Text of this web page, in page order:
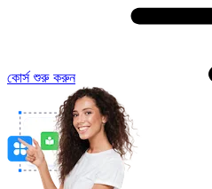
কোর্স শুরু করুন